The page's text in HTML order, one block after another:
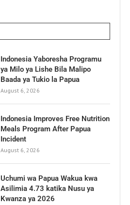
Indonesia Yaboresha Programu
ya Milo ya Lishe Bila Malipo
Baada ya Tukio la Papua
August 6, 2026
Indonesia Improves Free Nutrition
Meals Program After Papua
Incident
August 6, 2026
Uchumi wa Papua Wakua kwa
Asilimia 4.73 katika Nusu ya
Kwanza ya 2026